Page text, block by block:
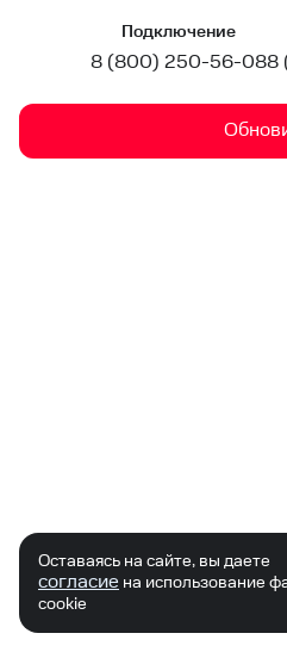
Подключение
8 (800) 250-56-088
Оставаясь на сайте, вы даете
согласие на использование
cookie